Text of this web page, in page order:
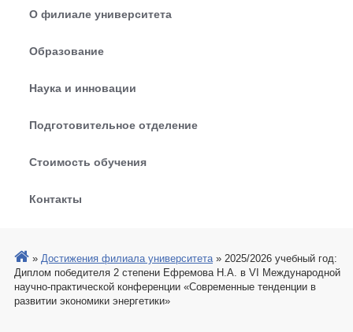
О филиале университета
Образование
Наука и инновации
Подготовительное отделение
Стоимость обучения
Контакты
» Достижения филиала университета » 2025/2026 учебный год:
Диплом победителя 2 степени Ефремова Н.А. в VI Международной
научно-практической конференции «Современные тенденции в
развитии экономики энергетики»